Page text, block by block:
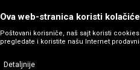
Ova web-stranica koristi kolačiće
Poštovani korisniče, naš sajt koristi
pregledate i koristite našu Internet
Detaljnije